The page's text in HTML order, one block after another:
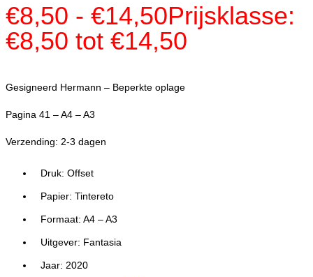
€8,50 - €14,50Prijsklasse:
€8,50 tot €14,50
Gesigneerd Hermann – Beperkte oplage
Pagina 41 – A4 – A3
Verzending: 2-3 dagen
Druk: Offset
Papier: Tintereto
Formaat: A4 – A3
Uitgever: Fantasia
Jaar: 2020